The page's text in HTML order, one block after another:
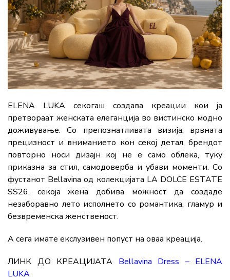
ELENA LUKA секогаш создава креации кои ја
претвораат женската елеганција во вистинско модно
доживување. Со препознатливата визија, врвната
прецизност и вниманието кон секој детал, брендот
повторно носи дизајн кој не е само облека, туку
приказна за стил, самодоверба и убави моменти. Со
фустанот Bellavina од колекцијата LA DOLCE ESTATE
SS26, секоја жена добива можност да создаде
незаборавно лето исполнето со романтика, гламур и
безвременска женственост.
А сега имате екслузивен попуст на оваа креација.
ЛИНК ДО КРЕАЦИЈАТА Bellavina Dress – ELENA
LUKA